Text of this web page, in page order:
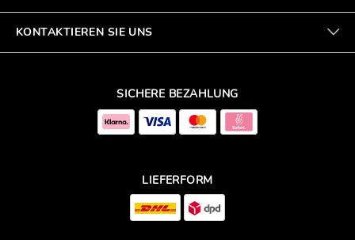
KONTAKTIEREN SIE UNS
SICHERE BEZAHLUNG
LIEFERFORM